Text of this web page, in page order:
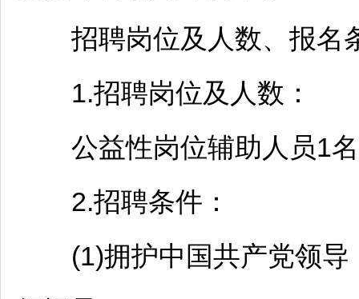
招聘岗位及人数、报名
1.招聘岗位及人数：
公益性岗位辅助人员1名
2.招聘条件：
(1)拥护中国共产党领导